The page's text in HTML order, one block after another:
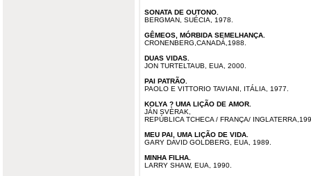
SONATA DE OUTONO.
BERGMAN, SUÉCIA, 1978.
GÊMEOS, MÓRBIDA SEMELHANÇA.
CRONENBERG,CANADÁ,1988.
DUAS VIDAS.
JON TURTELTAUB, EUA, 2000.
PAI PATRÃO.
PAOLO E VITTORIO TAVIANI, ITÁLIA, 1977.
KOLYA ? UMA LIÇÃO DE AMOR.
JÁN SVÈRAK,
REPÚBLICA TCHECA / FRANÇA/
MEU PAI, UMA LIÇÃO DE VIDA.
GARY DAVID GOLDBERG, EUA, 1989.
MINHA FILHA.
LARRY SHAW, EUA, 1990.